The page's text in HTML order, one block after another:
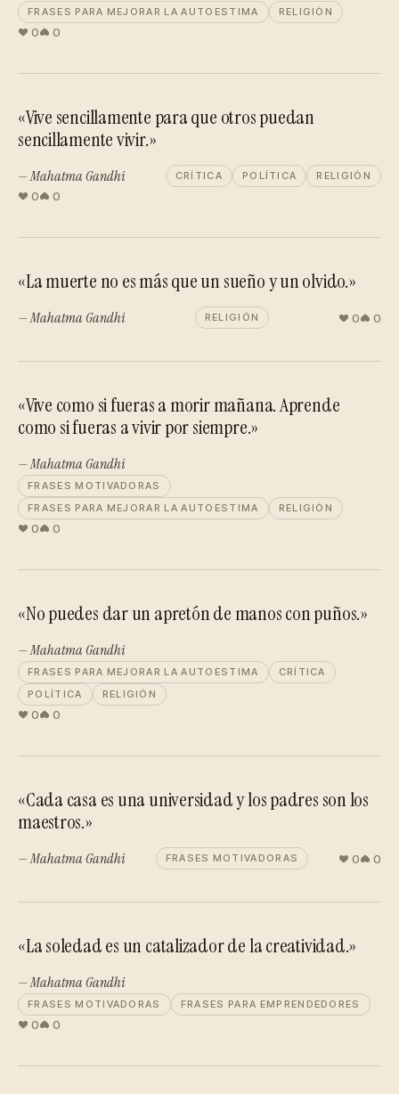
FRASES PARA MEJORAR LA AUTOESTIMA RELIGIÓN
0 0
«Vive sencillamente para que otros puedan
sencillamente vivir.»
— Mahatma Gandhi CRÍTICA POLÍTICA RELIGIÓN
0 0
«La muerte no es más que un sueño y un olvido.»
— Mahatma Gandhi RELIGIÓN 0 0
«Vive como si fueras a morir mañana. Aprende
como si fueras a vivir por siempre.»
— Mahatma Gandhi
FRASES MOTIVADORAS
FRASES PARA MEJORAR LA AUTOESTIMA
RELIGIÓN
0 0
«No puedes dar un apretón de manos con puños.»
— Mahatma Gandhi
FRASES PARA MEJORAR LA AUTOESTIMA
CRÍTICA
POLÍTICA
RELIGIÓN
0 0
«Cada casa es una universidad y los padres son los
maestros.»
— Mahatma Gandhi FRASES MOTIVADORAS 0 0
«La soledad es un catalizador de la creatividad.»
— Mahatma Gandhi
FRASES MOTIVADORAS FRASES PARA EMPRENDEDORES
0 0